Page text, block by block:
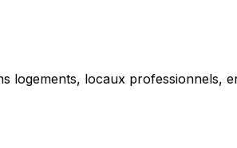
logements, locaux professionnels,